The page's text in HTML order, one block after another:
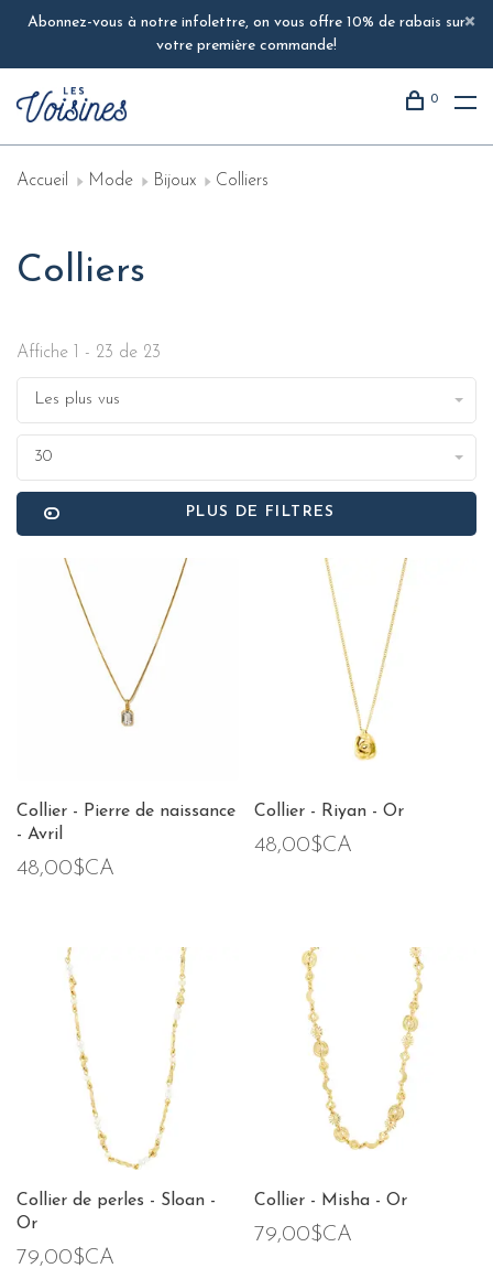
Abonnez-vous à notre infolettre, on vous offre 10% de rabais sur
votre première commande!
0
Accueil Mode Bijoux Colliers
Colliers
Affiche 1 - 23 de 23
Les plus vus
30
PLUS DE FILTRES
Collier - Pierre de naissance
- Avril
48,00$CA
Collier - Riyan - Or
48,00$CA
Collier de perles - Sloan -
Or
79,00$CA
Collier - Misha - Or
79,00$CA